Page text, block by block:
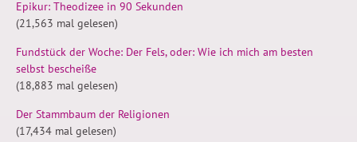
Epikur: Theodizee in 90 Sekunden
(21,563 mal gelesen)
Fundstück der Woche: Der Fels, oder: Wie ich mich am besten
selbst bescheiße
(18,883 mal gelesen)
Der Stammbaum der Religionen
(17,434 mal gelesen)